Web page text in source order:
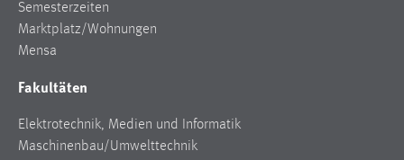
Semesterzeiten
Marktplatz/Wohnungen
Mensa
Fakultäten
Elektrotechnik, Medien und Informatik
Maschinenbau/Umwelttechnik